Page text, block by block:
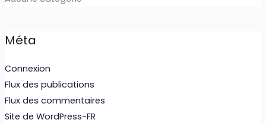
Méta
Connexion
Flux des publications
Flux des commentaires
Site de WordPress-FR